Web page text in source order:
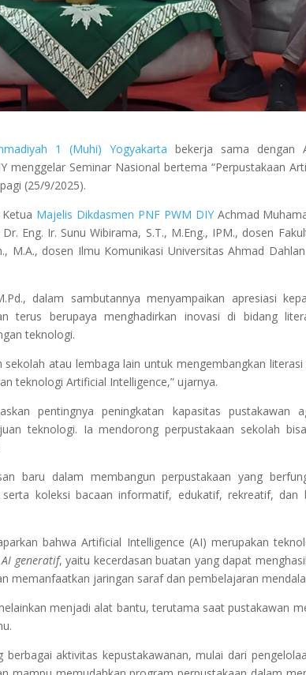
1 (Muhi) Yogyakarta bekerja sama dengan
menggelar Seminar Nasional bertema “Perpustakaan
(25/9/2025).
Majelis Dikdasmen PNF PWM DIYAchmad
Eng. Ir. Sunu Wibirama, S.T., M.Eng., IPM., dosen
M.A., dosen Ilmu Komunikasi Universitas Ahmad
dalam sambutannya menyampaikan apresiasi
terus berupaya menghadirkan inovasi di bidang
teknologi.
atau lembaga lain untuk mengembangkan
teknologi Artificial Intelligence,” ujarnya.
pentingnya peningkatan kapasitas pustakawan
teknologi. Ia mendorong perpustakaan sekolah
baru dalam membangun perpustakaan yang
koleksi bacaan informatif, edukatif, rekreatif, dan
bahwa Artificial Intelligence (AI) merupakan
AI generatif, yaitu kecerdasan buatan yang dapat
memanfaatkan jaringan saraf dan pembelajaran
menjadi alat bantu, terutama saat pustakawan
aktivitas kepustakawanan, mulai dari